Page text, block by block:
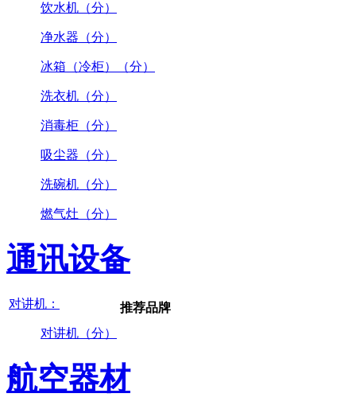
饮水机（分）
净水器（分）
冰箱（冷柜）（分）
洗衣机（分）
消毒柜（分）
吸尘器（分）
洗碗机（分）
燃气灶（分）
通讯设备
对讲机：
对讲机（分）
推荐品牌
航空器材